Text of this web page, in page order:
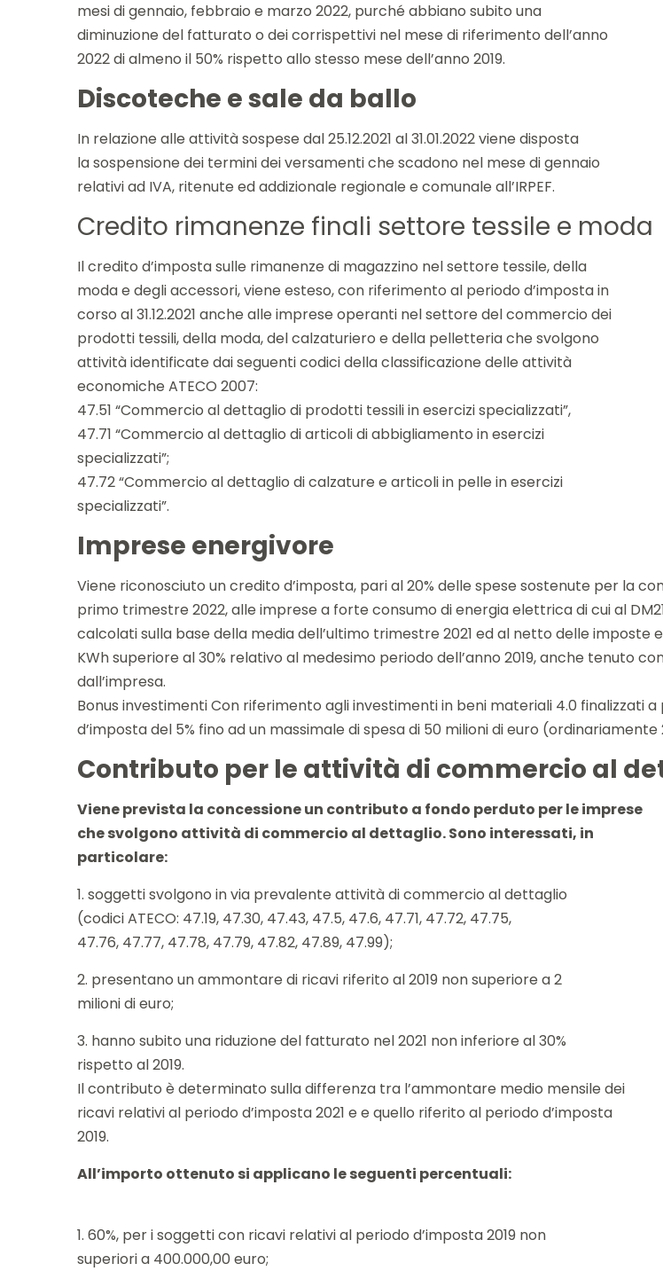
mesi di gennaio, febbraio e marzo 2022, purché abbiano subito una
diminuzione del fatturato o dei corrispettivi nel mese di riferimento dell’anno
2022 di almeno il 50% rispetto allo stesso mese dell’anno 2019.
Discoteche e sale da ballo
In relazione alle attività sospese dal 25.12.2021 al 31.01.2022 viene disposta
la sospensione dei termini dei versamenti che scadono nel mese di gennaio
relativi ad IVA, ritenute ed addizionale regionale e comunale all’IRPEF.
Credito rimanenze finali settore tessile e moda
Il credito d’imposta sulle rimanenze di magazzino nel settore tessile, della
moda e degli accessori, viene esteso, con riferimento al periodo d’imposta in
corso al 31.12.2021 anche alle imprese operanti nel settore del commercio dei
prodotti tessili, della moda, del calzaturiero e della pelletteria che svolgono
attività identificate dai seguenti codici della classificazione delle attività
economiche ATECO 2007:
47.51 “Commercio al dettaglio di prodotti tessili in esercizi specializzati”,
47.71 “Commercio al dettaglio di articoli di abbigliamento in esercizi
specializzati”;
47.72 “Commercio al dettaglio di calzature e articoli in pelle in esercizi
specializzati”.
Imprese energivore
Viene riconosciuto un credito d’imposta, pari al 20% delle spese sostenute per la
primo trimestre 2022, alle imprese a forte consumo di energia elettrica di cui al
calcolati sulla base della media dell’ultimo trimestre 2021 ed al netto delle
KWh superiore al 30% relativo al medesimo periodo dell’anno 2019, anche tenuto
dall’impresa.
Bonus investimenti Con riferimento agli investimenti in beni materiali 4.0 finalizzati
d’imposta del 5% fino ad un massimale di spesa di 50 milioni di euro (ordinariamente
Contributo per le attività di commercio al
Viene prevista la concessione un contributo a fondo perduto per le imprese
che svolgono attività di commercio al dettaglio. Sono interessati, in
particolare:
1. soggetti svolgono in via prevalente attività di commercio al dettaglio
(codici ATECO: 47.19, 47.30, 47.43, 47.5, 47.6, 47.71, 47.72, 47.75,
47.76, 47.77, 47.78, 47.79, 47.82, 47.89, 47.99);
2. presentano un ammontare di ricavi riferito al 2019 non superiore a 2
milioni di euro;
3. hanno subito una riduzione del fatturato nel 2021 non inferiore al 30%
rispetto al 2019.
Il contributo è determinato sulla differenza tra l’ammontare medio mensile dei
ricavi relativi al periodo d’imposta 2021 e e quello riferito al periodo d’imposta
2019.
All’importo ottenuto si applicano le seguenti percentuali:
1. 60%, per i soggetti con ricavi relativi al periodo d’imposta 2019 non
superiori a 400.000,00 euro;